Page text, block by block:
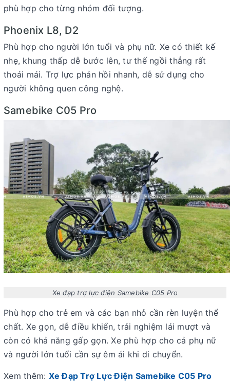
phù hợp cho từng nhóm đối tượng.
Phoenix L8, D2
Phù hợp cho người lớn tuổi và phụ nữ. Xe có thiết kế
nhẹ, khung thấp dễ bước lên, tư thế ngồi thẳng rất
thoải mái. Trợ lực phản hồi nhanh, dễ sử dụng cho
người không quen công nghệ.
Samebike C05 Pro
Xe đạp trợ lực điện Samebike C05 Pro
Phù hợp cho trẻ em và các bạn nhỏ cần rèn luyện thể
chất. Xe gọn, dễ điều khiển, trải nghiệm lái mượt và
còn có khả năng gấp gọn. Xe phù hợp cho cả phụ nữ
và người lớn tuổi cần sự êm ái khi di chuyển.
Xem thêm: Xe Đạp Trợ Lực Điện Samebike C05 Pro